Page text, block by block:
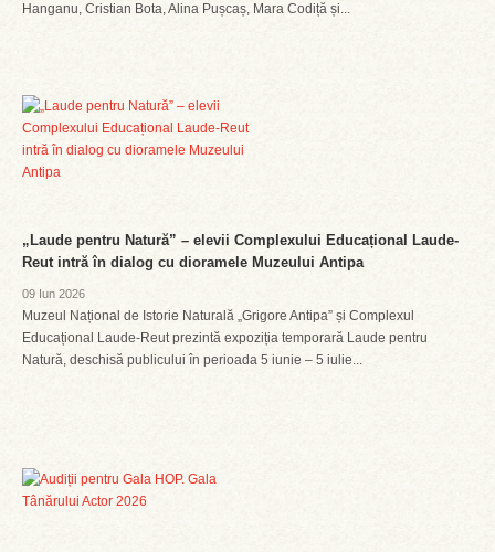
Hanganu, Cristian Bota, Alina Pușcaș, Mara Codiță și...
„Laude pentru Natură” – elevii Complexului Educațional Laude-
Reut intră în dialog cu dioramele Muzeului Antipa
09 Iun 2026
Muzeul Național de Istorie Naturală „Grigore Antipa” și Complexul
Educațional Laude-Reut prezintă expoziția temporară Laude pentru
Natură, deschisă publicului în perioada 5 iunie – 5 iulie...